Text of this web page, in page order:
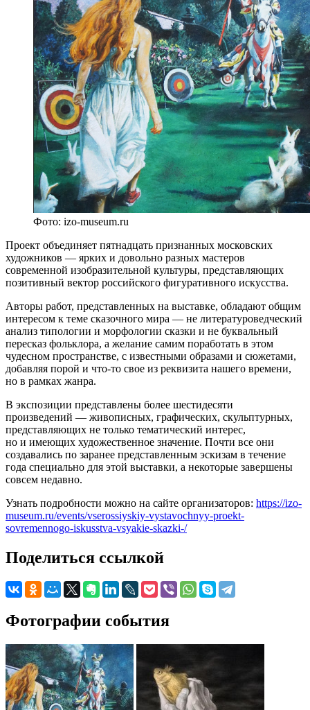
Фото: izo-museum.ru
Проект объединяет пятнадцать признанных московских
художников — ярких и довольно разных мастеров
современной изобразительной культуры, представляющих
позитивный вектор российского фигуративного искусства.
Авторы работ, представленных на выставке, обладают общим
интересом к теме сказочного мира — не литературоведческий
анализ типологии и морфологии сказки и не буквальный
пересказ фольклора, а желание самим поработать в этом
чудесном пространстве, с известными образами и сюжетами,
добавляя порой и что-то свое из реквизита нашего времени,
но в рамках жанра.
В экспозиции представлены более шестидесяти
произведений — живописных, графических, скульптурных,
представляющих не только тематический интерес,
но и имеющих художественное значение. Почти все они
создавались по заранее представленным эскизам в течение
года специально для этой выставки, а некоторые завершены
совсем недавно.
Узнать подробности можно на сайте организаторов: https://izo-
museum.ru/events/vserossiyskiy-vystavochnyy-proekt-
sovremennogo-iskusstva-vsyakie-skazki-/
Поделиться ссылкой
Фотографии события